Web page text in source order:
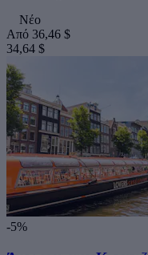
Νέο
Από 36,46 $
34,64 $
-5%